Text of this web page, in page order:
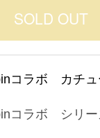
コラボ カチュ
コラボ シリー